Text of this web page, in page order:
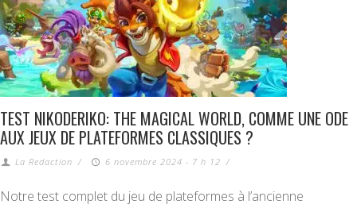
TEST NIKODERIKO: THE MAGICAL WORLD, COMME UNE ODE
AUX JEUX DE PLATEFORMES CLASSIQUES ?
La Redaction / 6 novembre 2024 - 7 h 12 /
Notre test complet du jeu de plateformes à l’ancienne